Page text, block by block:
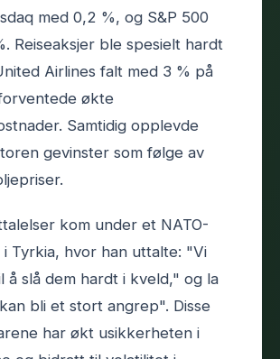
med 0,2 %, og S&P 500
Reiseaksjer ble spesielt hardt
Airlines falt med 3 % på
økte
Samtidig opplevde
gevinster som følge av
kom under et NATO-
Tyrkia, hvor han uttalte: "Vi
å slå dem hardt i kveld," og la
bli et stort angrep". Disse
har økt usikkerheten i